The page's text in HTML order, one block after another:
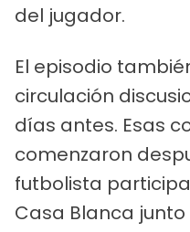
del jugador.
El episodio
circulación
días antes. Esas
comenzaron
futbolista
Casa Blanca junto